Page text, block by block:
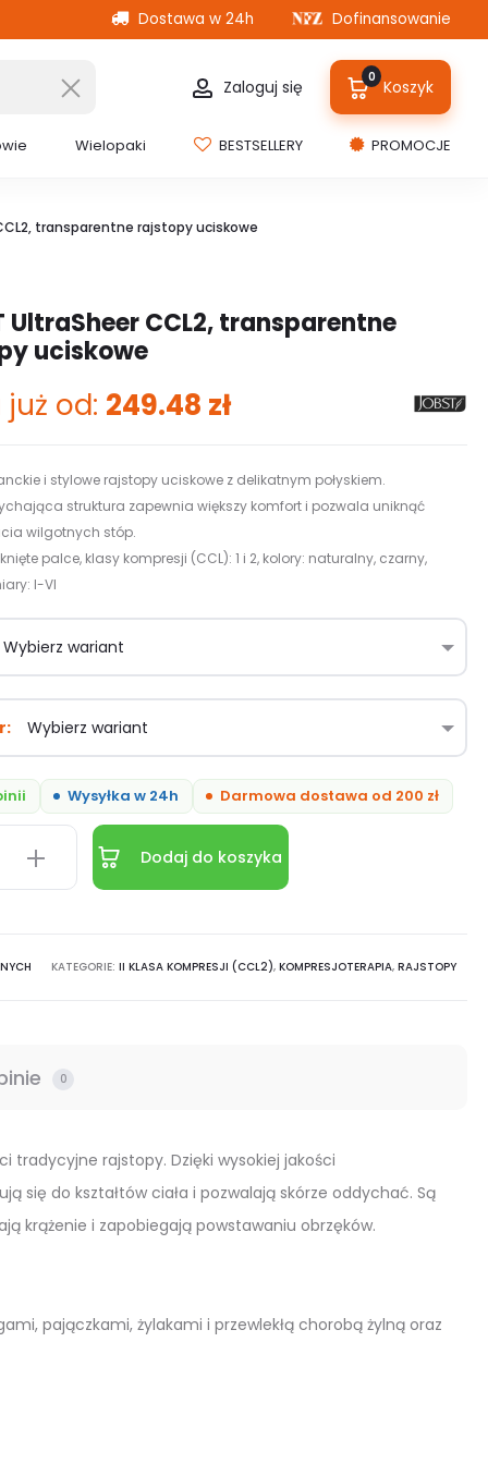
Dostawa w 24h Dofinansowanie
Zaloguj się 0 Koszyk
Wielopaki BESTSELLERY PROMOCJE
transparentne rajstopy uciskowe
UltraSheer CCL2, transparentne
uciskowe
od: 249.48 zł
i stylowe rajstopy uciskowe z delikatnym połyskiem.
struktura zapewnia większy komfort i pozwala uniknąć
wilgotnych stóp​.
palce, klasy kompresji (CCL): 1 i 2, kolory: naturalny, czarny,
I-VI
Wysyłka w 24h Darmowa dostawa od 200 zł
Dodaj do koszyka
KATEGORIE: II KLASA KOMPRESJI (CCL2), KOMPRESJOTERAPIA, RAJSTOPY
0
tradycyjne rajstopy. Dzięki wysokiej jakości
się do kształtów ciała i pozwalają skórze oddychać. Są
krążenie i zapobiegają powstawaniu obrzęków.
pajączkami, żylakami i przewlekłą chorobą żylną oraz